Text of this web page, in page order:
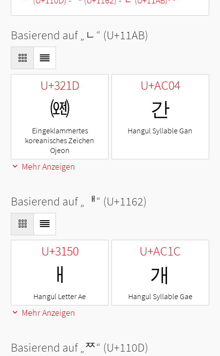
Basierend auf „ ᆫ“ (U+11AB)
U+321D
㈝
Eingeklammertes
koreanisches Zeichen
Ojeon
U+AC04
간
Hangul Syllable Gan
Mehr Anzeigen
Basierend auf „ ᅢ“ (U+1162)
U+3150
ㅐ
Hangul Letter Ae
U+AC1C
개
Hangul Syllable Gae
Mehr Anzeigen
Basierend auf „ᄍ“ (U+110D)